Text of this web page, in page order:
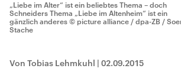
„Liebe im Alter“ ist ein beliebtes Thema – doch
Schneiders Thema „Liebe im Altenheim“ ist ein
gänzlich anderes © picture alliance / dpa-ZB /
Stache
Von Tobias Lehmkuhl | 02.09.2015